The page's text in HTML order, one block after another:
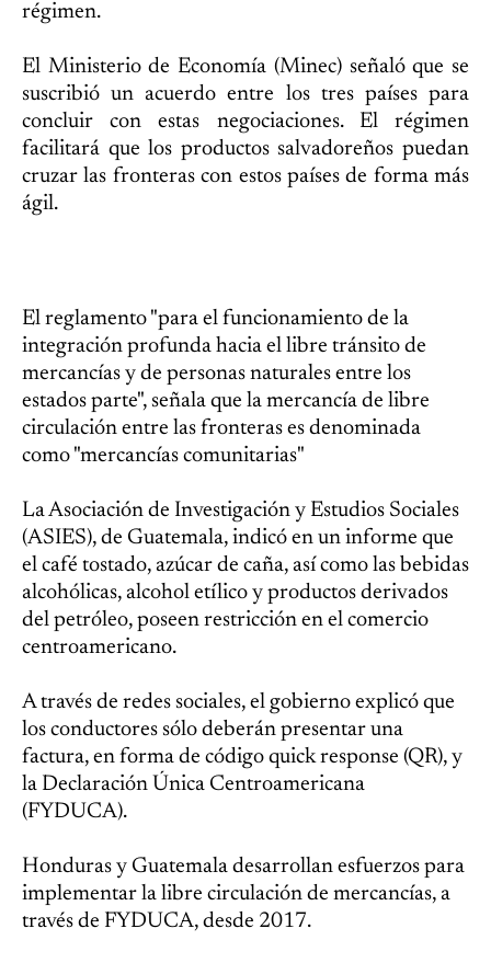
régimen.
El Ministerio de Economía (Minec) señaló que se
suscribió un acuerdo entre los tres países para
concluir con estas negociaciones. El régimen
facilitará que los productos salvadoreños puedan
cruzar las fronteras con estos países de forma más
ágil.
El reglamento "para el funcionamiento de la
integración profunda hacia el libre tránsito de
mercancías y de personas naturales entre los
estados parte", señala que la mercancía de libre
circulación entre las fronteras es denominada
como "mercancías comunitarias"
La Asociación de Investigación y Estudios Sociales
(ASIES), de Guatemala, indicó en un informe que
el café tostado, azúcar de caña, así como las bebidas
alcohólicas, alcohol etílico y productos derivados
del petróleo, poseen restricción en el comercio
centroamericano.
A través de redes sociales, el gobierno explicó que
los conductores sólo deberán presentar una
factura, en forma de código quick response (QR), y
la Declaración Única Centroamericana
(FYDUCA).
Honduras y Guatemala desarrollan esfuerzos para
implementar la libre circulación de mercancías, a
través de FYDUCA, desde 2017.